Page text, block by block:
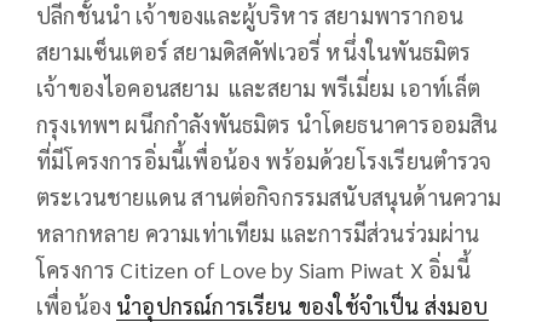
ปลีกชั้นนำ เจ้าของและผู้บริหาร สยามพารากอน
สยามเซ็นเตอร์ สยามดิสคัฟเวอรี่ หนึ่งในพันธมิตร
เจ้าของไอคอนสยาม และสยาม พรีเมี่ยม เอาท์เล็ต
กรุงเทพฯ ผนึกกำลังพันธมิตร นำโดยธนาคารออมสิน
ที่มีโครงการอิ่มนี้เพื่อน้อง พร้อมด้วยโรงเรียนตำรวจ
ตระเวนชายแดน สานต่อกิจกรรมสนับสนุนด้านความ
หลากหลาย ความเท่าเทียม และการมีส่วนร่วมผ่าน
โครงการ Citizen of Love by Siam Piwat X อิ่มนี้
เพื่อน้อง นำอุปกรณ์การเรียน ของใช้จำเป็น ส่งมอบ